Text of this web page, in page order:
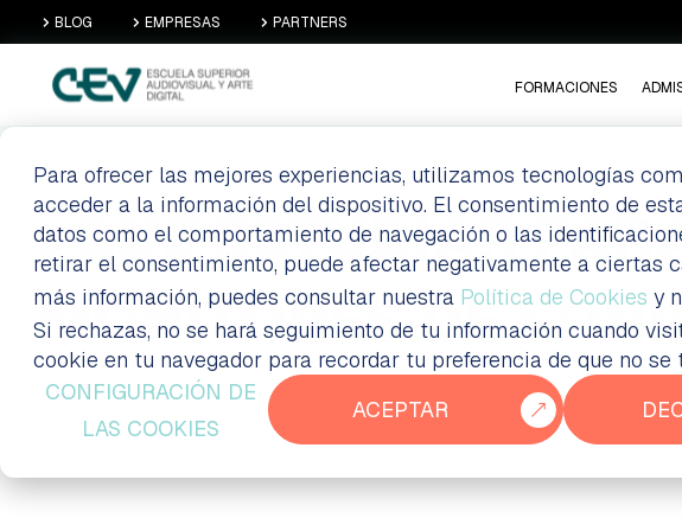
Para ofrecer las mejores experiencias, utilizamos tecnologías
acceder a la información del dispositivo. El consentimiento de
datos como el comportamiento de navegación o las
retirar el consentimiento, puede afectar negativamente a ciertas
más información, puedes consultar nuestra Política de Cookies y
Si rechazas, no se hará seguimiento de tu información cuando
cookie en tu navegador para recordar tu preferencia de que no se
CONFIGURACIÓN DE
LAS COOKIES
ACEPTAR
BLOG EMPRESAS PARTNERS
FORMACIONES
¿QUÉ ESTUDIAR
MONITORES DE
Blog